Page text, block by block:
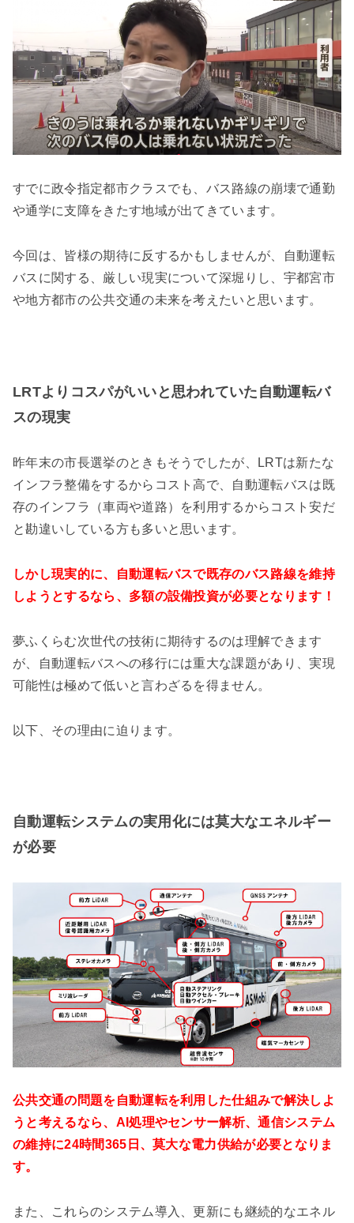
すでに政令指定都市クラスでも、バス路線の崩壊で通勤
や通学に支障をきたす地域が出てきています。
今回は、皆様の期待に反するかもしませんが、自動運転
バスに関する、厳しい現実について深堀りし、宇都宮市
や地方都市の公共交通の未来を考えたいと思います。
LRTよりコスパがいいと思われていた 自動運転バ
スの現実
昨年末の市長選挙のときもそうでしたが、LRTは新たな
インフラ整備をするからコスト高で、自動運転バスは既
存のインフラ（車両や道路）を利用するからコスト安だ
と勘違いしている方も多いと思います。
しかし現実的に、自動運転バスで既存のバス路線を維持
しようとするなら、多額の設備投資が必要となります！
夢ふくらむ次世代の技術に期待するのは理解できます
が、自動運転バスへの移行には重大な課題があり、実現
可能性は極めて低いと言わざるを得ません。
以下、その理由に迫ります。
自動運転システムの実用化には莫大なエネルギー
が必要
公共交通の問題を自動運転を利用した仕組みで解決しよ
うと考えるなら、AI処理やセンサー解析、通信システム
の維持に24時間365日、莫大な電力供給が必要となりま
す。
また、これらのシステム導入、更新にも継続的なエネル